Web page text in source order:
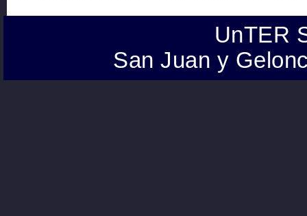
UnTER
San Juan y